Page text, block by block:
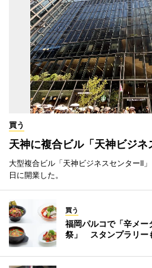
買う
天神に複合ビル「天神ビジ
大型複合ビル「天神ビジネスセンターII
日に開業した。
買う
福岡パルコで「辛メー
祭」 スタンプラリー